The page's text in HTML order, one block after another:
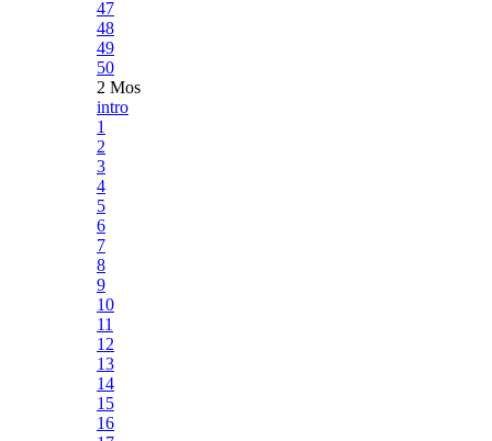
47
48
49
50
2 Mos
intro
1
2
3
4
5
6
7
8
9
10
11
12
13
14
15
16